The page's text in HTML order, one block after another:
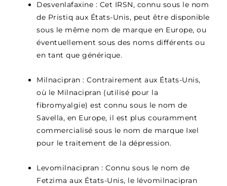
Desvenlafaxine : Cet IRSN, connu sous le nom
de Pristiq aux États-Unis, peut être disponible
sous le même nom de marque en Europe, ou
éventuellement sous des noms différents ou
en tant que générique.
Milnacipran : Contrairement aux États-Unis,
où le Milnacipran (utilisé pour la
fibromyalgie) est connu sous le nom de
Savella, en Europe, il est plus couramment
commercialisé sous le nom de marque Ixel
pour le traitement de la dépression.
Levomilnacipran : Connu sous le nom de
Fetzima aux États-Unis, le lévomilnacipran